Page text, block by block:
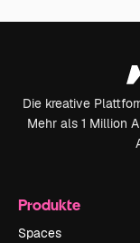
Die kreative
Mehr als 1 Million
Produkte
Spaces